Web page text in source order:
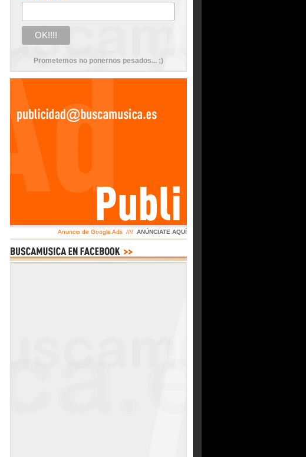
Prometemos no ponernos pesados... ;)
Anuncio de Google Ads //// ANÚNCIATE AQUÍ